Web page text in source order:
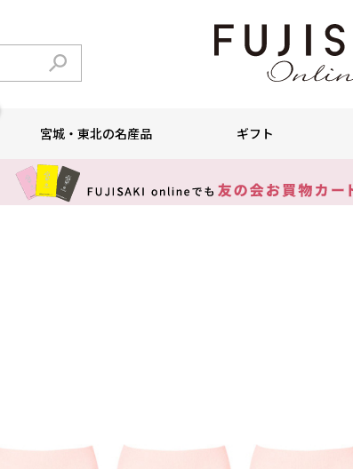
宮城・東北の名産品 ギフト